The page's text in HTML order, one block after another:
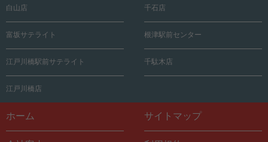
白山店 千石店
富坂サテライト 根津駅前センター
江戸川橋駅前サテライト 千駄木店
江戸川橋店
ホーム サイトマップ